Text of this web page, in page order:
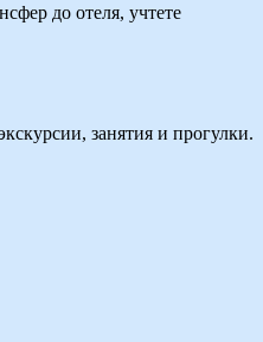
до отеля, учтете
занятия и прогулки.